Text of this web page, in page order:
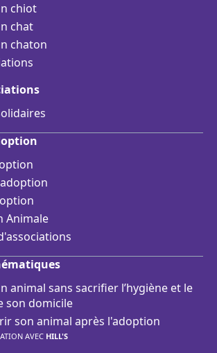
chiot
chat
chaton
Animale
animal sans sacrifier l’hygiène et le
son domicile
son animal après l'adoption
AVEC HILL'S